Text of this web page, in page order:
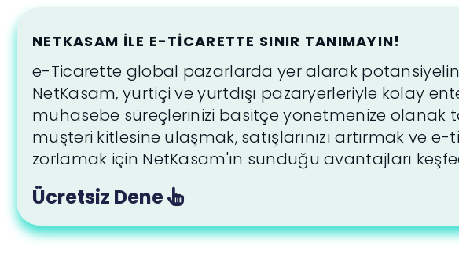
NETKASAM ILE E-TICARETTE SINIR TANIMAYIN!
e-Ticarette global pazarlarda yer alarak
NetKasam, yurtiçi ve yurtdışı pazaryerleriyle kolay
muhasebe süreçlerinizi basitçe yönetmenize olanak
müşteri kitlesine ulaşmak, satışlarınızı artırmak ve e-
zorlamak için NetKasam'ın sunduğu avantajları
Ücretsiz Dene